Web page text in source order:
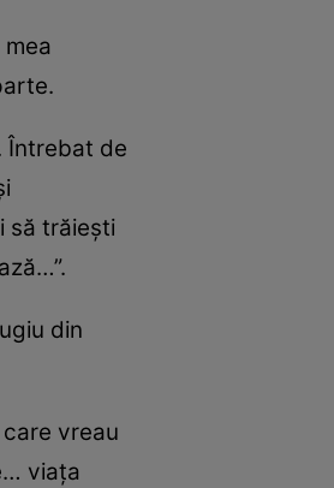
Întrebat de
să trăiești
din
vreau
viața